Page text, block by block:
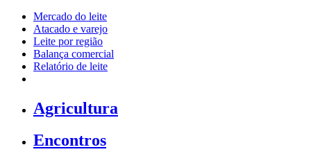
Mercado do leite
Atacado e varejo
Leite por região
Balança comercial
Relatório de leite
Agricultura
Encontros